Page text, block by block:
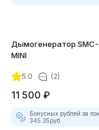
Дымогенератор SMC-
MINI
5.0 (2)
11 500 ₽
Бонусных рублей за
345.35руб.